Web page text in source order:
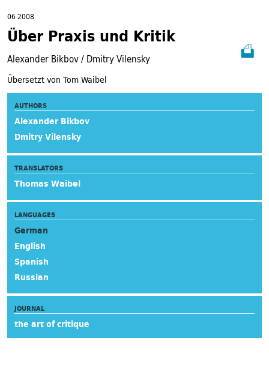
06 2008
Über Praxis und Kritik
Alexander Bikbov / Dmitry Vilensky
Übersetzt von Tom Waibel
AUTHORS
Alexander Bikbov
Dmitry Vilensky
TRANSLATORS
Thomas Waibel
LANGUAGES
German
English
Spanish
Russian
JOURNAL
the art of critique